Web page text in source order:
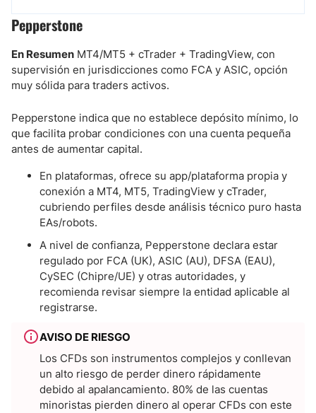
Pepperstone
En Resumen MT4/MT5 + cTrader + TradingView, con
supervisión en jurisdicciones como FCA y ASIC, opción
muy sólida para traders activos.
Pepperstone indica que no establece depósito mínimo, lo
que facilita probar condiciones con una cuenta pequeña
antes de aumentar capital.
En plataformas, ofrece su app/plataforma propia y
conexión a MT4, MT5, TradingView y cTrader,
cubriendo perfiles desde análisis técnico puro hasta
EAs/robots.
A nivel de confianza, Pepperstone declara estar
regulado por FCA (UK), ASIC (AU), DFSA (EAU),
CySEC (Chipre/UE) y otras autoridades, y
recomienda revisar siempre la entidad aplicable al
registrarse.
AVISO DE RIESGO
Los CFDs son instrumentos complejos y conllevan
un alto riesgo de perder dinero rápidamente
debido al apalancamiento. 80% de las cuentas
minoristas pierden dinero al operar CFDs con este